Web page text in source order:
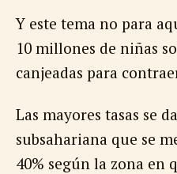
Y este tema no para
10 millones de niñas
canjeadas para
Las mayores tasas se
subsahariana que se
40% según la zona en